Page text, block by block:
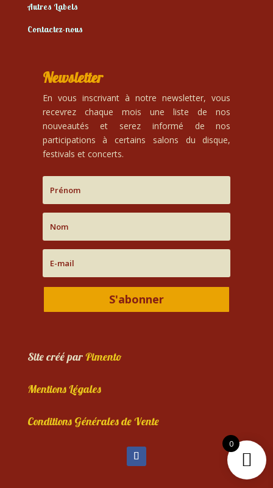
Autres Labels
Contactez-nous
Newsletter
En vous inscrivant à notre newsletter, vous
recevrez chaque mois une liste de nos
nouveautés et serez informé de nos
participations à certains salons du disque,
festivals et concerts.
S'abonner
Site créé parPimento
Mentions Légales
Conditions Générales de Vente
0